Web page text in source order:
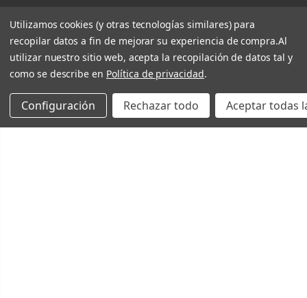
Utilizamos cookies (y otras tecnologías similares) para
recopilar datos a fin de mejorar su experiencia de compra.Al
utilizar nuestro sitio web, acepta la recopilación de datos tal y
como se describe en Política de privacidad.
Configuración Rechazar todo Aceptar todas